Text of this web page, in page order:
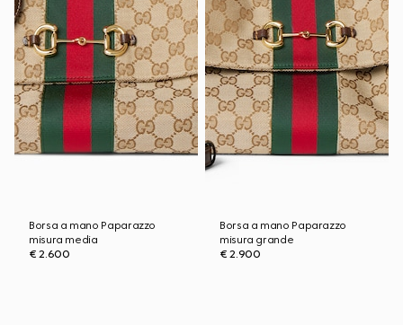
Borsa a mano Paparazzo
misura media
€ 2.600
Borsa a mano Paparazzo
misura grande
€ 2.900